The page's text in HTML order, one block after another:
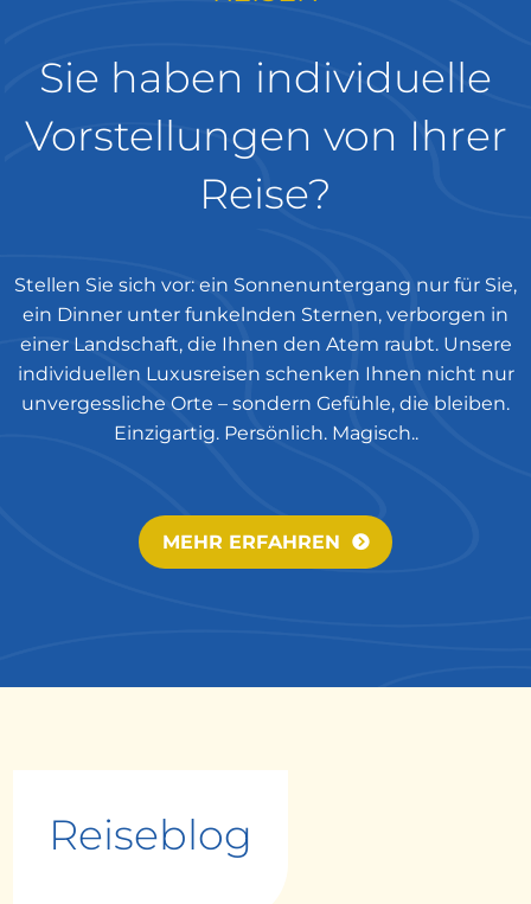
Zeitgerechter Transfer zum Flughafen, wo Sie
Wichtige Informationen
vorab zubuchbar
Kulturpaket um € 189,- p. P.:
Stadtrundfahrt Liverpool
Alle Ausflüge inklusive Reiseleitung
7 x Abendessen um 109,-€ pro Person
NEUE EINREISEBESTIMMUNGEN FÜR UK AB
APRIL 2025
https://www.gov.uk/guidance/apply-for-an-
services/reiseinformation/land/vereinigtes-
koenigreich/
Sie haben individuelle
Vorstellungen von Ihrer
Reise?
Stellen Sie sich vor: ein Sonnenuntergang nur für Sie,
ein Dinner unter funkelnden Sternen, verborgen in
einer Landschaft, die Ihnen den Atem raubt. Unsere
individuellen Luxusreisen schenken Ihnen nicht nur
unvergessliche Orte – sondern Gefühle, die bleiben.
Einzigartig. Persönlich. Magisch..
MEHR ERFAHREN
Reiseblog